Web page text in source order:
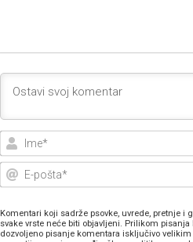
Komentari koji sadrže psovke, uvrede, pretnje i
svake vrste neće biti objavljeni. Prilikom
dozvoljeno pisanje komentara isključivo